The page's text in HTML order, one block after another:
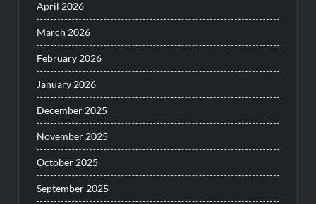
April 2026
March 2026
February 2026
January 2026
December 2025
November 2025
October 2025
September 2025